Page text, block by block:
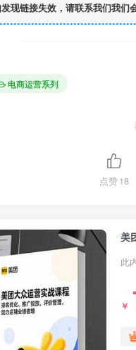
现链接失效，请联系我们我们
电商运营系列
点赞18
美
此
￥